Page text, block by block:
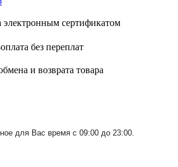
электронным сертификатом
без переплат
и возврата товара
для Вас время с 09:00 до 23:00.